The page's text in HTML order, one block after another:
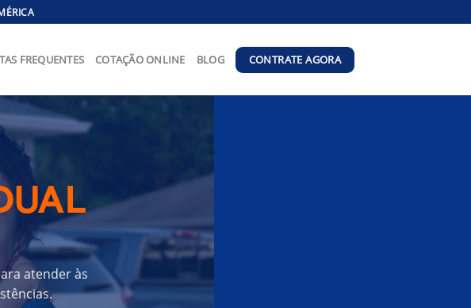
FREQUENTES COTAÇÃO ONLINE BLOG CONTRATE AGORA
atender às